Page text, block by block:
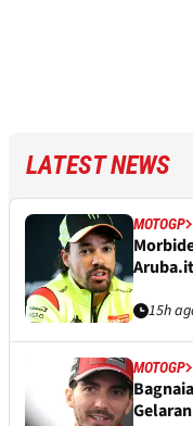
LATEST NEWS
MOTOGP
15h
MOTOGP